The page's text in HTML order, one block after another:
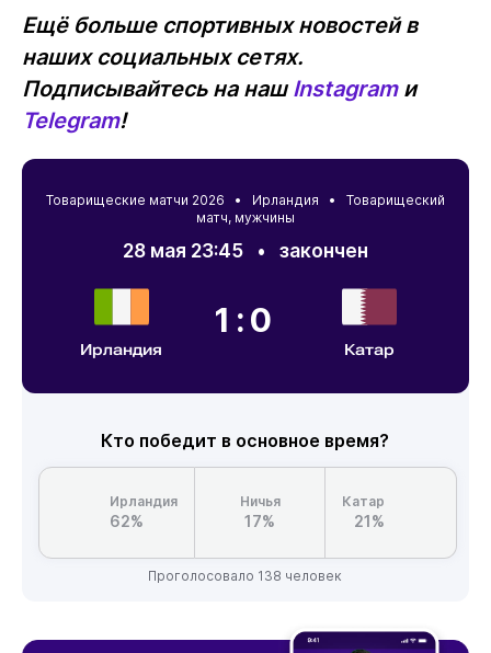
Ещё больше спортивных новостей в
наших социальных сетях.
Подписывайтесь на нашInstagramи
Telegram!
Товарищеские матчи 2026 • Ирландия • Товарищеский
матч, мужчины
28 мая 23:45• закончен
Ирландия
1:0
Катар
Кто победит в основное время?
Ирландия
62%
Ничья
17%
Катар
21%
Проголосовало 138 человек